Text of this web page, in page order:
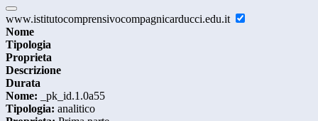
www.istitutocomprensivocompagnicarducci.edu.it
Nome
Tipologia
Proprieta
Descrizione
Durata
Nome: _pk_id.1.0a55
Tipologia: analitico